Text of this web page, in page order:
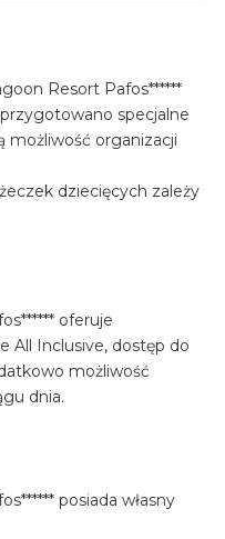
Resort Pafos******
specjalne
możliwość organizacji
dziecięcych zależy
oferuje
All Inclusive, dostęp do
możliwość
dnia.
posiada własny